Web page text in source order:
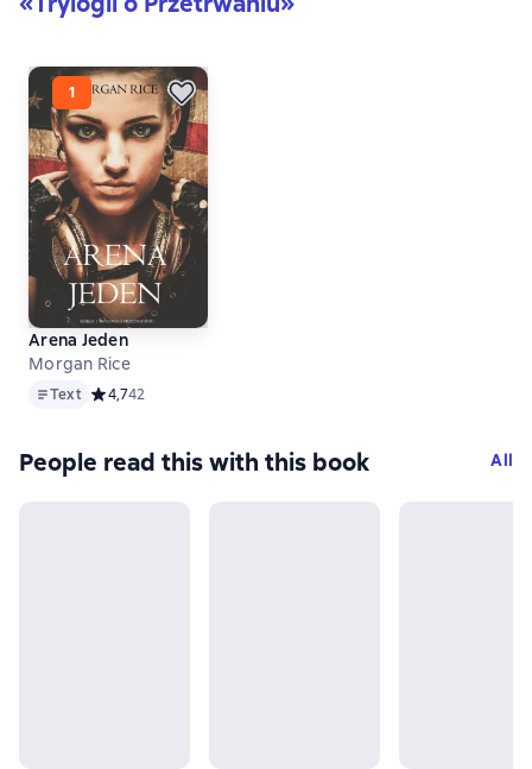
Arena Jeden
Morgan Rice
TextText Средний рейтинг 4,7 на основе 42 оценок
4,742
People read this with this book All